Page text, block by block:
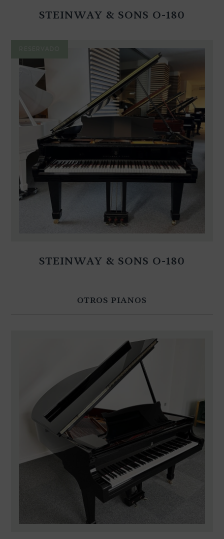
STEINWAY & SONS O-180
STEINWAY & SONS O-180
OTROS PIANOS